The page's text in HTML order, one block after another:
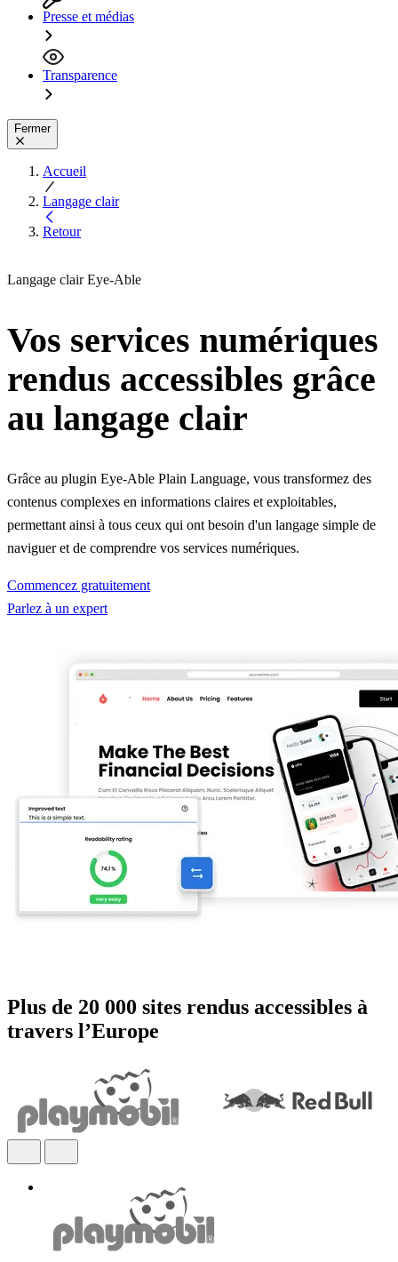
Presse et médias
Transparence
Fermer
Accueil
Langage clair
Retour
Langage clair Eye-Able
Vos services numériques
rendus accessibles grâce
au langage clair
Grâce au plugin Eye-Able Plain Language, vous transformez des
contenus complexes en informations claires et exploitables,
permettant ainsi à tous ceux qui ont besoin d'un langage simple de
naviguer et de comprendre vos services numériques.
Commencez gratuitement
Parlez à un expert
Plus de 20 000 sites rendus accessibles à
travers l’Europe